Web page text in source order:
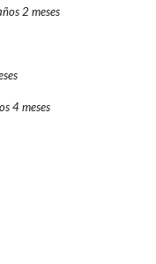
2 meses
4 meses